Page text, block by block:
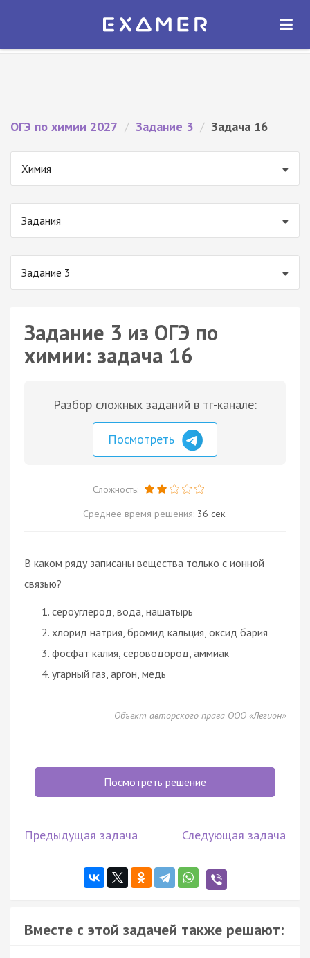
Экзамер — ЕГЭ 2027
ОТКРЫТЬ
ОГЭ по химии 2027 / Задание 3 / Задача 16
Химия
Задания
Задание 3
Задание 3 из ОГЭ по
химии: задача 16
Разбор сложных заданий в тг-канале:
Посмотреть
Сложность:
Среднее время решения: 36 сек.
В каком ряду записаны вещества только с ионной
связью?
сероуглерод, вода, нашатырь
хлорид натрия, бромид кальция, оксид бария
фосфат калия, сероводород, аммиак
угарный газ, аргон, медь
Объект авторского права ООО «Легион»
Посмотреть решение
Предыдущая задача Следующая задача
Вместе с этой задачей также решают: